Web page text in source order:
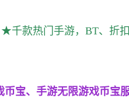
★千款热门手游，BT、折
宝、手游无限游戏币宝